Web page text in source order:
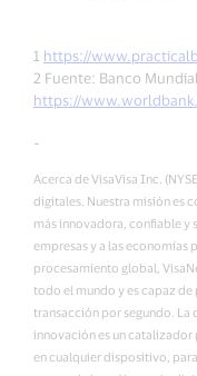
1 https://
2 Fuente: Banco
https://
-
Acerca de VisaVisa Inc.
digitales. Nuestra misión es
más innovadora, confiable y
empresas y a las economías
procesamiento global,
todo el mundo y es capaz de
transacción por segundo. La
innovación es un
en cualquier dispositivo,